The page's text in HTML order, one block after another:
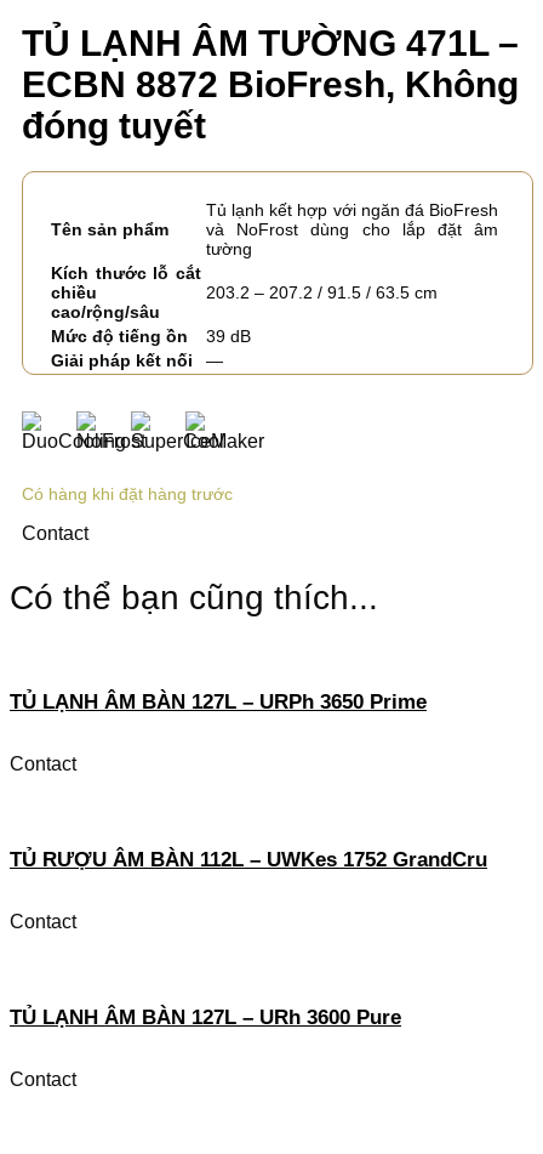
TỦ LẠNH ÂM TƯỜNG 471L –
ECBN 8872 BioFresh, Không
đóng tuyết
Tên sản phẩm
Tủ lạnh kết hợp với ngăn đá BioFresh
và NoFrost dùng cho lắp đặt âm
tường
Kích thước lỗ cắt
chiều
cao/rộng/sâu
203.2 – 207.2 / 91.5 / 63.5 cm
Mức độ tiếng ồn
39 dB
Giải pháp kết nối
—
Có hàng khi đặt hàng trước
Contact
Có thể bạn cũng thích...
TỦ LẠNH ÂM BÀN 127L – URPh 3650 Prime
Contact
TỦ RƯỢU ÂM BÀN 112L – UWKes 1752 GrandCru
Contact
TỦ LẠNH ÂM BÀN 127L – URh 3600 Pure
Contact